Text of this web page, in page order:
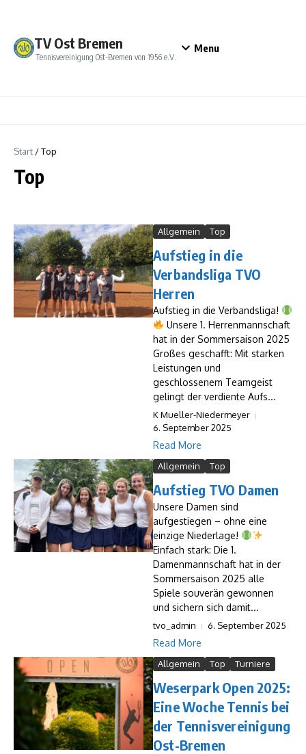
TV Ost Bremen
Tennisvereinigung Ost-Bremen von 1956 e.V.
Menu
Start /Top
Top
Allgemein Top
Aufstieg in die
Verbandsliga TVO
Herren
Aufstieg in die Verbandsliga!
Unsere 1. Herrenmannschaft
hat in der Sommersaison 2025
Großes geschafft: Mit starken
Leistungen und
geschlossenem Teamgeist
gelingt der verdiente Aufs...
K Mueller-Niedermeyer
6. September 2025
Read More
Allgemein Top
Aufstieg TVO Damen
Unsere Damen sind
aufgestiegen – ohne eine
einzige Niederlage!
Einfach stark: Die 1.
Damenmannschaft hat in der
Sommersaison 2025 alle
Spiele souverän gewonnen
und sichern sich damit...
tvo_admin 6. September 2025
Read More
Allgemein Top Turniere
Weserpark Open 2025:
Eine Woche Tennis bei
der Tennisvereinigung
Ost-Bremen